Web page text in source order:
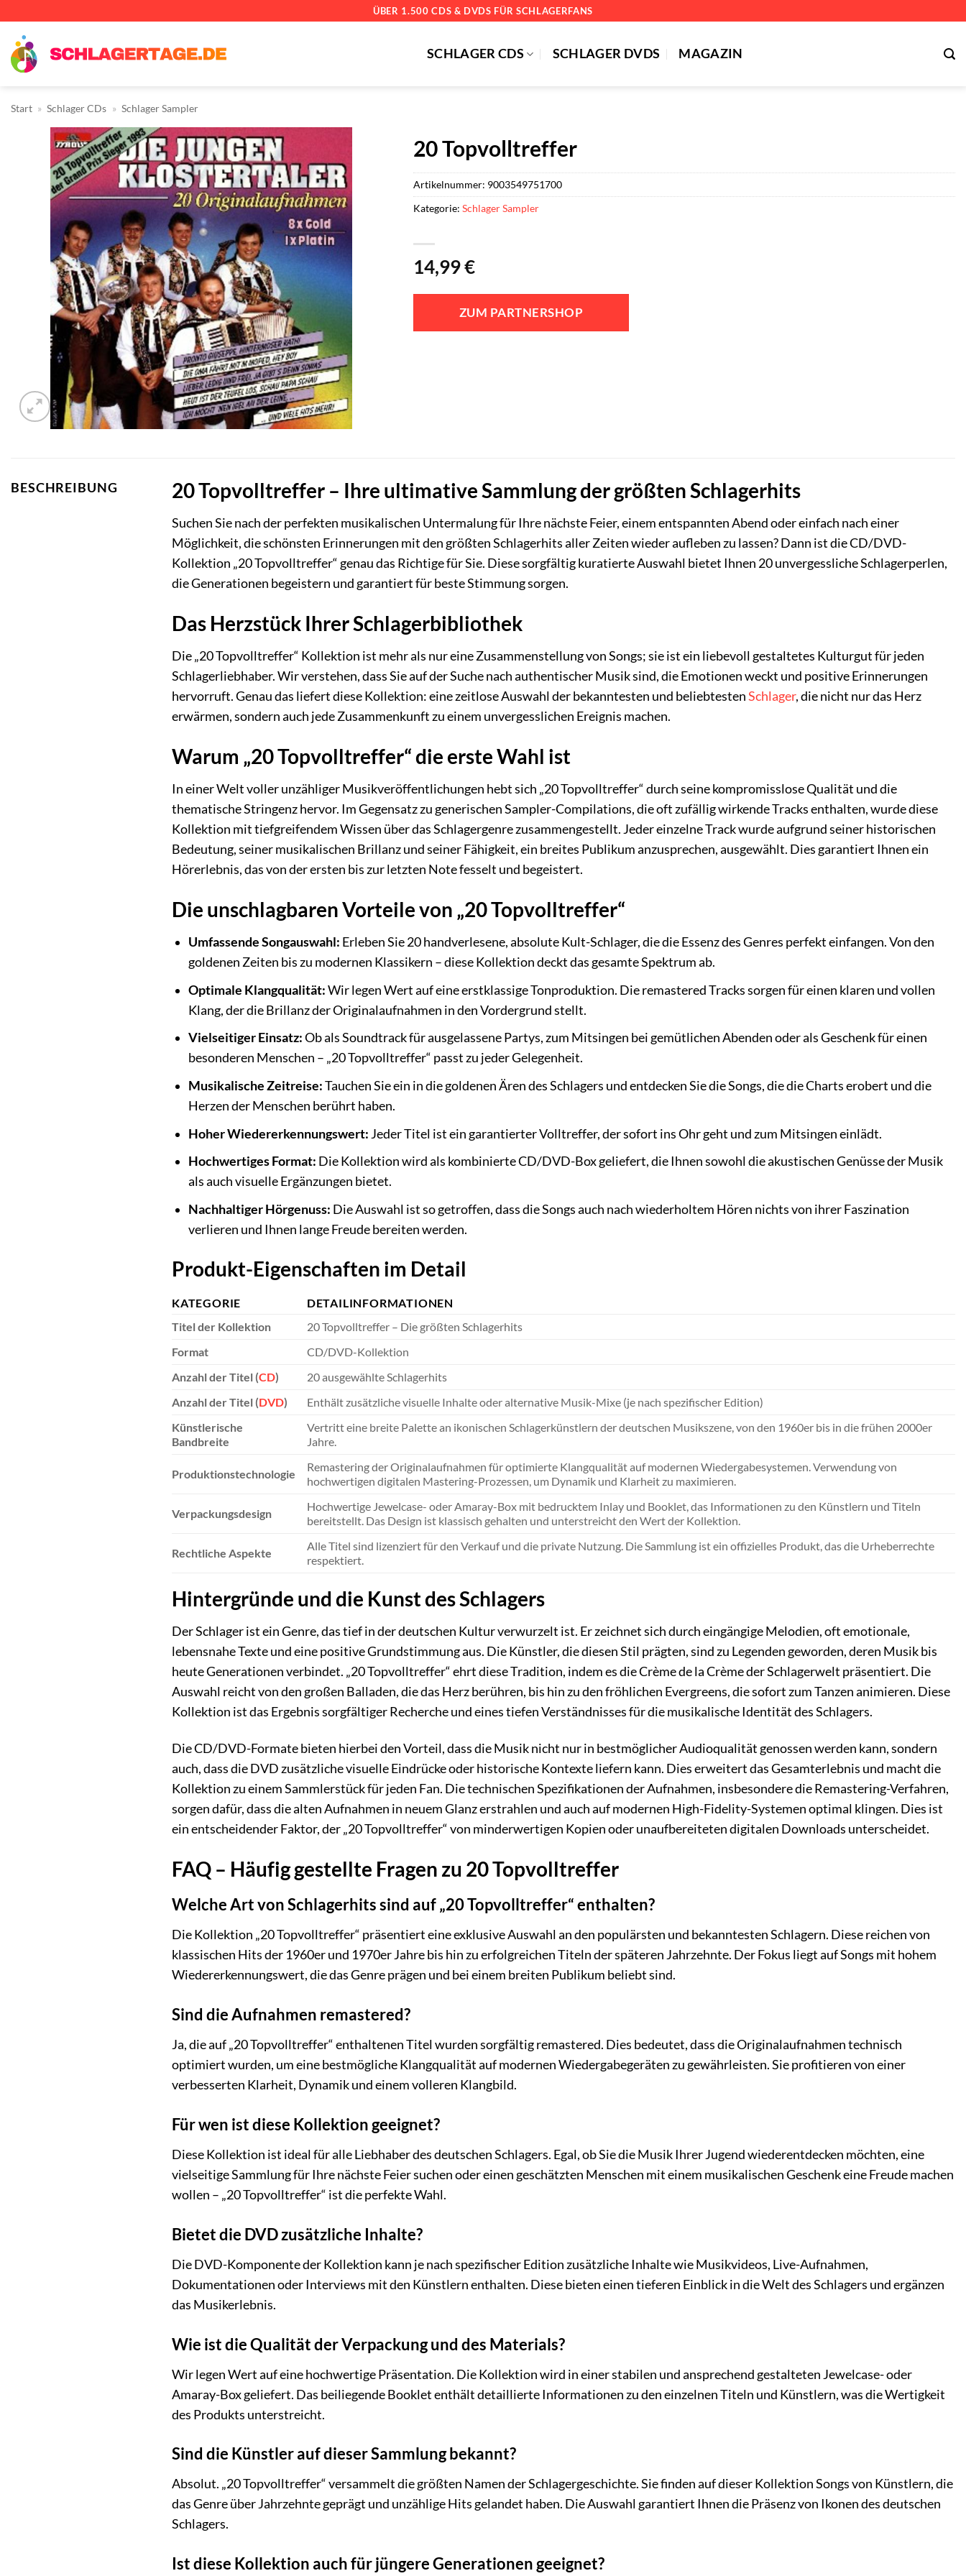
springen
ÜBER 1.500 CDS & DVDS FÜR SCHLAGERFANS
SCHLAGER CDS SCHLAGER DVDS MAGAZIN
Start » Schlager CDs » Schlager Sampler
20 Topvolltreffer
14,99€
ZUM PARTNERSHOP
Artikelnummer: 9003549751700
Kategorie: Schlager Sampler
BESCHREIBUNG 20 Topvolltreffer – Ihre ultimative Sammlung der größten Schlagerhits
Suchen Sie nach der perfekten musikalischen Untermalung für Ihre nächste Feier, einem entspannten Abend oder einfach nach einer
Möglichkeit, die schönsten Erinnerungen mit den größten Schlagerhits aller Zeiten wieder aufleben zu lassen? Dann ist die CD/DVD-
Kollektion „20 Topvolltreffer“ genau das Richtige für Sie. Diese sorgfältig kuratierte Auswahl bietet Ihnen 20 unvergessliche Schlagerperlen,
die Generationen begeistern und garantiert für beste Stimmung sorgen.
Das Herzstück Ihrer Schlagerbibliothek
Die „20 Topvolltreffer“ Kollektion ist mehr als nur eine Zusammenstellung von Songs; sie ist ein liebevoll gestaltetes Kulturgut für jeden
Schlagerliebhaber. Wir verstehen, dass Sie auf der Suche nach authentischer Musik sind, die Emotionen weckt und positive Erinnerungen
hervorruft. Genau das liefert diese Kollektion: eine zeitlose Auswahl der bekanntesten und beliebtestenSchlager, die nicht nur das Herz
erwärmen, sondern auch jede Zusammenkunft zu einem unvergesslichen Ereignis machen.
Warum „20 Topvolltreffer“ die erste Wahl ist
In einer Welt voller unzähliger Musikveröffentlichungen hebt sich „20 Topvolltreffer“ durch seine kompromisslose Qualität und die
thematische Stringenz hervor. Im Gegensatz zu generischen Sampler-Compilations, die oft zufällig wirkende Tracks enthalten, wurde diese
Kollektion mit tiefgreifendem Wissen über das Schlagergenre zusammengestellt. Jeder einzelne Track wurde aufgrund seiner historischen
Bedeutung, seiner musikalischen Brillanz und seiner Fähigkeit, ein breites Publikum anzusprechen, ausgewählt. Dies garantiert Ihnen ein
Hörerlebnis, das von der ersten bis zur letzten Note fesselt und begeistert.
Die unschlagbaren Vorteile von „20 Topvolltreffer“
Umfassende Songauswahl: Erleben Sie 20 handverlesene, absolute Kult-Schlager, die die Essenz des Genres perfekt einfangen. Von den
goldenen Zeiten bis zu modernen Klassikern – diese Kollektion deckt das gesamte Spektrum ab.
Optimale Klangqualität:Wir legen Wert auf eine erstklassige Tonproduktion. Die remastered Tracks sorgen für einen klaren und vollen
Klang, der die Brillanz der Originalaufnahmen in den Vordergrund stellt.
Vielseitiger Einsatz:Ob als Soundtrack für ausgelassene Partys, zum Mitsingen bei gemütlichen Abenden oder als Geschenk für einen
besonderen Menschen – „20 Topvolltreffer“ passt zu jeder Gelegenheit.
Musikalische Zeitreise:Tauchen Sie ein in die goldenen Ären des Schlagers und entdecken Sie die Songs, die die Charts erobert und die
Herzen der Menschen berührt haben.
Hoher Wiedererkennungswert: Jeder Titel ist ein garantierter Volltreffer, der sofort ins Ohr geht und zum Mitsingen einlädt.
Hochwertiges Format: Die Kollektion wird als kombinierte CD/DVD-Box geliefert, die Ihnen sowohl die akustischen Genüsse der Musik
als auch visuelle Ergänzungen bietet.
Nachhaltiger Hörgenuss: Die Auswahl ist so getroffen, dass die Songs auch nach wiederholtem Hören nichts von ihrer Faszination
verlieren und Ihnen lange Freude bereiten werden.
Produkt-Eigenschaften im Detail
KATEGORIE
DETAILINFORMATIONEN
Titel der Kollektion
20 Topvolltreffer – Die größten Schlagerhits
Format
CD/DVD-Kollektion
Anzahl der Titel (CD)
20 ausgewählte Schlagerhits
Anzahl der Titel (DVD)
Enthält zusätzliche visuelle Inhalte oder alternative Musik-Mixe (je nach spezifischer Edition)
Künstlerische
Bandbreite
Vertritt eine breite Palette an ikonischen Schlagerkünstlern der deutschen Musikszene, von den 1960er bis in die frühen 2000er
Jahre.
Produktionstechnologie
Remastering der Originalaufnahmen für optimierte Klangqualität auf modernen Wiedergabesystemen. Verwendung von
hochwertigen digitalen Mastering-Prozessen, um Dynamik und Klarheit zu maximieren.
Verpackungsdesign
Hochwertige Jewelcase- oder Amaray-Box mit bedrucktem Inlay und Booklet, das Informationen zu den Künstlern und Titeln
bereitstellt. Das Design ist klassisch gehalten und unterstreicht den Wert der Kollektion.
Rechtliche Aspekte
Alle Titel sind lizenziert für den Verkauf und die private Nutzung. Die Sammlung ist ein offizielles Produkt, das die Urheberrechte
respektiert.
Hintergründe und die Kunst des Schlagers
Der Schlager ist ein Genre, das tief in der deutschen Kultur verwurzelt ist. Er zeichnet sich durch eingängige Melodien, oft emotionale,
lebensnahe Texte und eine positive Grundstimmung aus. Die Künstler, die diesen Stil prägten, sind zu Legenden geworden, deren Musik bis
heute Generationen verbindet. „20 Topvolltreffer“ ehrt diese Tradition, indem es die Crème de la Crème der Schlagerwelt präsentiert. Die
Auswahl reicht von den großen Balladen, die das Herz berühren, bis hin zu den fröhlichen Evergreens, die sofort zum Tanzen animieren. Diese
Kollektion ist das Ergebnis sorgfältiger Recherche und eines tiefen Verständnisses für die musikalische Identität des Schlagers.
Die CD/DVD-Formate bieten hierbei den Vorteil, dass die Musik nicht nur in bestmöglicher Audioqualität genossen werden kann, sondern
auch, dass die DVD zusätzliche visuelle Eindrücke oder historische Kontexte liefern kann. Dies erweitert das Gesamterlebnis und macht die
Kollektion zu einem Sammlerstück für jeden Fan. Die technischen Spezifikationen der Aufnahmen, insbesondere die Remastering-Verfahren,
sorgen dafür, dass die alten Aufnahmen in neuem Glanz erstrahlen und auch auf modernen High-Fidelity-Systemen optimal klingen. Dies ist
ein entscheidender Faktor, der „20 Topvolltreffer“ von minderwertigen Kopien oder unaufbereiteten digitalen Downloads unterscheidet.
FAQ – Häufig gestellte Fragen zu 20 Topvolltreffer
Welche Art von Schlagerhits sind auf „20 Topvolltreffer“ enthalten?
Die Kollektion „20 Topvolltreffer“ präsentiert eine exklusive Auswahl an den populärsten und bekanntesten Schlagern. Diese reichen von
klassischen Hits der 1960er und 1970er Jahre bis hin zu erfolgreichen Titeln der späteren Jahrzehnte. Der Fokus liegt auf Songs mit hohem
Wiedererkennungswert, die das Genre prägen und bei einem breiten Publikum beliebt sind.
Sind die Aufnahmen remastered?
Ja, die auf „20 Topvolltreffer“ enthaltenen Titel wurden sorgfältig remastered. Dies bedeutet, dass die Originalaufnahmen technisch
optimiert wurden, um eine bestmögliche Klangqualität auf modernen Wiedergabegeräten zu gewährleisten. Sie profitieren von einer
verbesserten Klarheit, Dynamik und einem volleren Klangbild.
Für wen ist diese Kollektion geeignet?
Diese Kollektion ist ideal für alle Liebhaber des deutschen Schlagers. Egal, ob Sie die Musik Ihrer Jugend wiederentdecken möchten, eine
vielseitige Sammlung für Ihre nächste Feier suchen oder einen geschätzten Menschen mit einem musikalischen Geschenk eine Freude machen
wollen – „20 Topvolltreffer“ ist die perfekte Wahl.
Bietet die DVD zusätzliche Inhalte?
Die DVD-Komponente der Kollektion kann je nach spezifischer Edition zusätzliche Inhalte wie Musikvideos, Live-Aufnahmen,
Dokumentationen oder Interviews mit den Künstlern enthalten. Diese bieten einen tieferen Einblick in die Welt des Schlagers und ergänzen
das Musikerlebnis.
Wie ist die Qualität der Verpackung und des Materials?
Wir legen Wert auf eine hochwertige Präsentation. Die Kollektion wird in einer stabilen und ansprechend gestalteten Jewelcase- oder
Amaray-Box geliefert. Das beiliegende Booklet enthält detaillierte Informationen zu den einzelnen Titeln und Künstlern, was die Wertigkeit
des Produkts unterstreicht.
Sind die Künstler auf dieser Sammlung bekannt?
Absolut. „20 Topvolltreffer“ versammelt die größten Namen der Schlagergeschichte. Sie finden auf dieser Kollektion Songs von Künstlern, die
das Genre über Jahrzehnte geprägt und unzählige Hits gelandet haben. Die Auswahl garantiert Ihnen die Präsenz von Ikonen des deutschen
Schlagers.
Ist diese Kollektion auch für jüngere Generationen geeignet?